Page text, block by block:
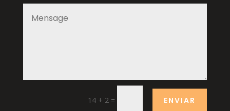
14 + 2 = ENVIAR